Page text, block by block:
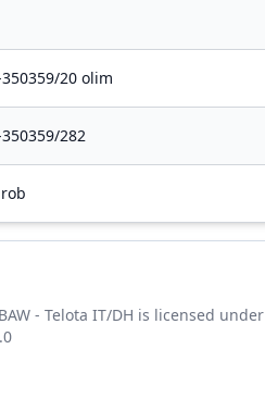
20 olim
282
- Telota IT/DH is licensed under